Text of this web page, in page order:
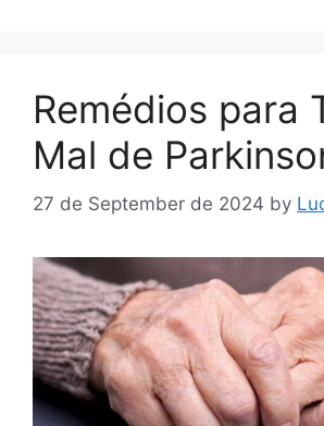
Remédios para
Mal de
27 de September de 2024 by